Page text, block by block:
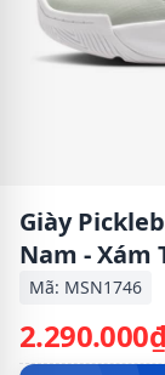
Giày
Nam - Xám
Mã: MSN1746